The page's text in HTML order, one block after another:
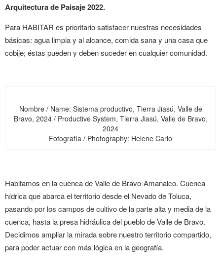
Arquitectura de Paisaje 2022.
Para HABITAR es prioritario satisfacer nuestras necesidades
básicas: agua limpia y al alcance, comida sana y una casa que
cobije; éstas pueden y deben suceder en cualquier comunidad.
Nombre / Name: Sistema productivo, Tierra Jiasú, Valle de
Bravo, 2024 / Productive System, Tierra Jiasú, Valle de Bravo,
2024
Fotografía / Photography: Helene Carlo
Habitamos en la cuenca de Valle de Bravo-Amanalco. Cuenca
hídrica que abarca el territorio desde el Nevado de Toluca,
pasando por los campos de cultivo de la parte alta y media de la
cuenca, hasta la presa hidráulica del pueblo de Valle de Bravo.
Decidimos ampliar la mirada sobre nuestro territorio compartido,
para poder actuar con más lógica en la geografía.